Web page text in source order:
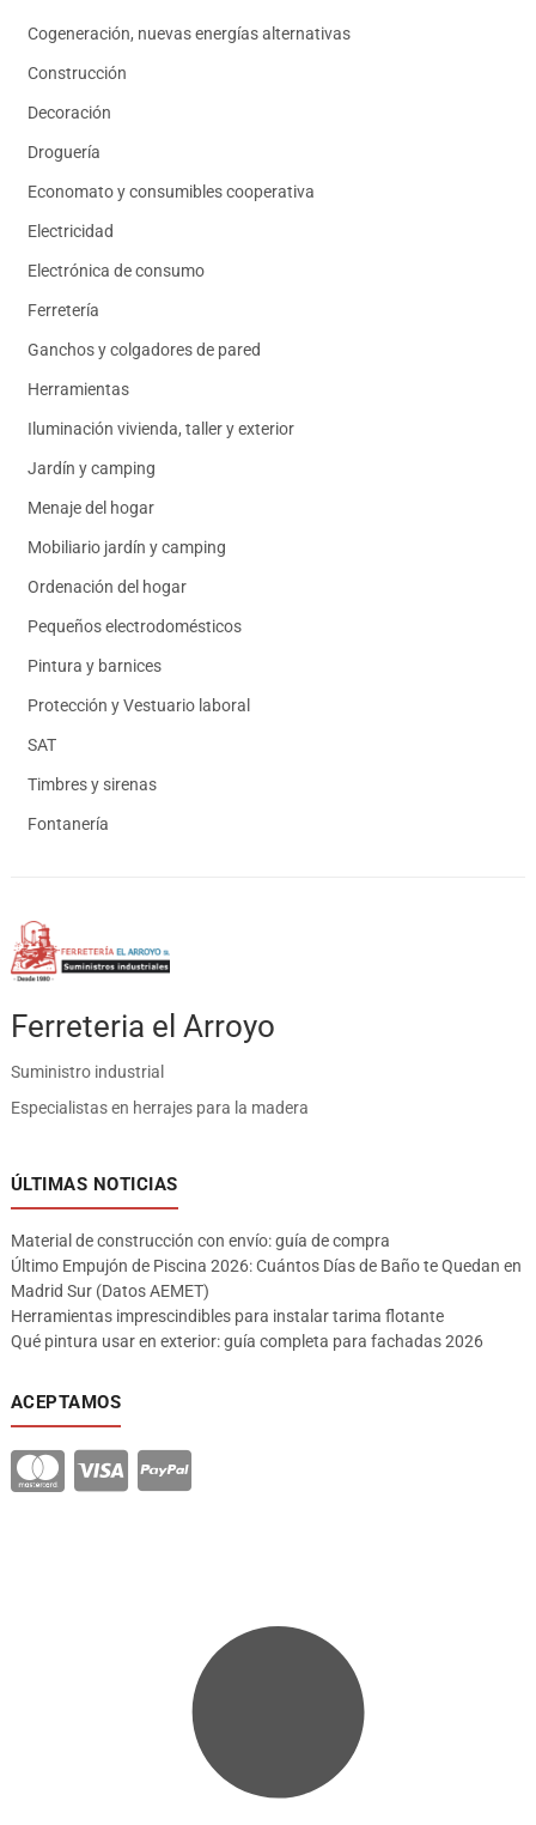
Cogeneración, nuevas energías alternativas
Construcción
Decoración
Droguería
Economato y consumibles cooperativa
Electricidad
Electrónica de consumo
Ferretería
Ganchos y colgadores de pared
Herramientas
Iluminación vivienda, taller y exterior
Jardín y camping
Menaje del hogar
Mobiliario jardín y camping
Ordenación del hogar
Pequeños electrodomésticos
Pintura y barnices
Protección y Vestuario laboral
SAT
Timbres y sirenas
Fontanería
Ferreteria el Arroyo
Suministro industrial
Especialistas en herrajes para la madera
ÚLTIMAS NOTICIAS
Material de construcción con envío: guía de compra
Último Empujón de Piscina 2026: Cuántos Días de Baño te Quedan en
Madrid Sur (Datos AEMET)
Herramientas imprescindibles para instalar tarima flotante
Qué pintura usar en exterior: guía completa para fachadas 2026
ACEPTAMOS